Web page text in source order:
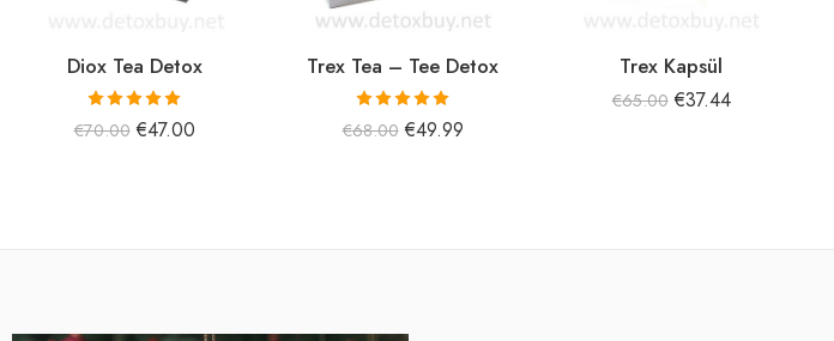
Diox Tea Detox
5 üzerinden
5.00oy aldı
€70.00 €47.00
Trex Tea – Tee Detox
5 üzerinden
5.00oy aldı
€68.00 €49.99
Trex Kapsül
€65.00 €37.44